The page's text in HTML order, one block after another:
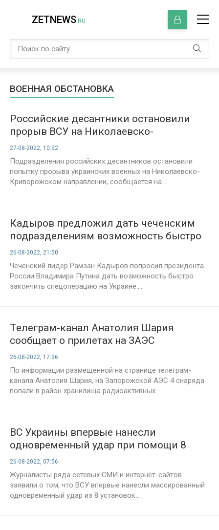
ZETNEWS.RU
ВОЕННАЯ ОБСТАНОВКА
Российские десантники остановили
прорыв ВСУ на Николаевско-
Криворожском направлении
27-08-2022, 10:52
Подразделения российских десантников остановили
попытку прорыва украинских военных на Николаевско-
Криворожском направлении, сообщается на...
Кадыров предложил дать чеченским
подразделениям возможность быстро
завершить СВО
26-08-2022, 21:50
Чеченский лидер Рамзан Кадыров попросил президента
России Владимира Путина дать возможность быстро
закончить спецоперацию на Украине....
Телеграм-канал Анатолия Шария
сообщает о прилетах на ЗАЭС
26-08-2022, 17:36
По информации размещенной на странице телеграм-
канала Анатолия Шария, на Запорожской АЭС 4 снаряда
попали в район хранилища радиоактивных...
ВС Украины впервые нанесли
одновременный удар при помощи 8
РСЗО HIMARS
26-08-2022, 07:56
Журналисты ряда сетевых СМИ и интернет-сайтов
заявили о том, что ВСУ впервые нанесли массированный
одновременный удар из 8 установок...